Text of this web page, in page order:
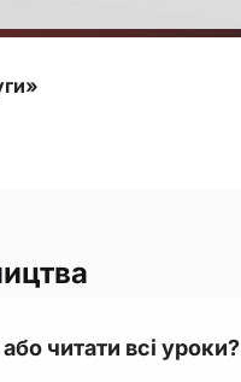
читати всі уроки?